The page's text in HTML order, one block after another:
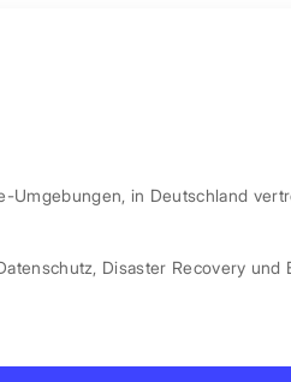
in Deutschland
, Disaster Recovery und